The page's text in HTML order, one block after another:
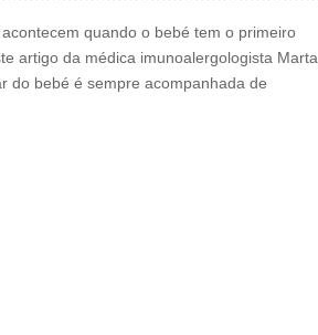
quando o bebé tem o primeiro
artigo da médica imunoalergologista Marta
do bebé é sempre acompanhada de